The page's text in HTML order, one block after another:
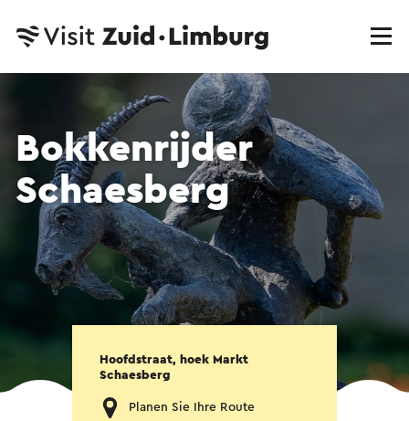
Bokkenrijder
Schaesberg
Hoofdstraat, hoek Markt
Schaesberg
Planen Sie Ihre Route